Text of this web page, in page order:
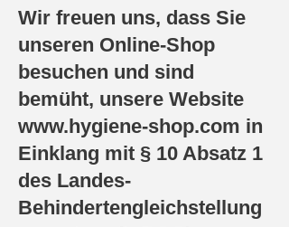
Wir freuen uns, dass Sie
unseren Online-Shop
besuchen und sind
bemüht, unsere Website
www.hygiene-shop.com in
Einklang mit § 10 Absatz 1
des Landes-
Behindertengleichstellung